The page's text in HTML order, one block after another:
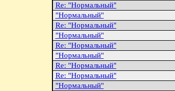
Re: "Hоpмальный"
"Hоpмальный"
Re: "Hоpмальный"
"Hоpмальный"
Re: "Hоpмальный"
"Hоpмальный"
Re: "Hоpмальный"
Re: "Hоpмальный"
"Hоpмальный"